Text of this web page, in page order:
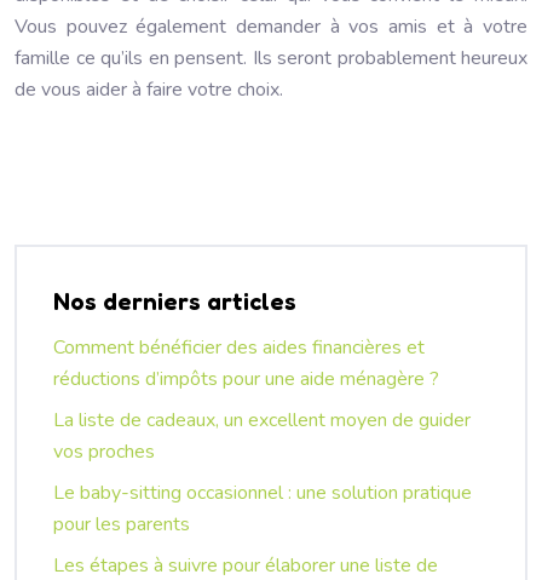
Vous pouvez également demander à vos amis et à votre
famille ce qu’ils en pensent. Ils seront probablement heureux
de vous aider à faire votre choix.
Nos derniers articles
Comment bénéficier des aides financières et
réductions d’impôts pour une aide ménagère ?
La liste de cadeaux, un excellent moyen de guider
vos proches
Le baby-sitting occasionnel : une solution pratique
pour les parents
Les étapes à suivre pour élaborer une liste de